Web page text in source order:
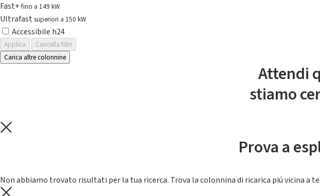
Fast+fino a 149 kW
Ultrafast superiori a 150 kW
Accessibile h24
Applica
Cancella filtri
Carica altre colonnine
Attendi
stiamo
Prova a
Non abbiamo trovato risultati per la tua ricerca. Trova la colonnina di ricarica piú vicina a